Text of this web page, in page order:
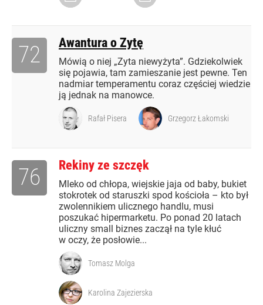
Awantura o Zytę
Mówią o niej „Zyta niewyżyta”. Gdziekolwiek
się pojawia, tam zamieszanie jest pewne. Ten
nadmiar temperamentu coraz częściej wiedzie
ją jednak na manowce.
72
Rafał Pisera Grzegorz Łakomski
Rekiny ze szczęk
Mleko od chłopa, wiejskie jaja od baby, bukiet
stokrotek od staruszki spod kościoła – kto był
zwolennikiem ulicznego handlu, musi
poszukać hipermarketu. Po ponad 20 latach
uliczny small biznes zaczął na tyle kłuć
w oczy, że posłowie...
76
Tomasz Molga
Karolina Zajezierska